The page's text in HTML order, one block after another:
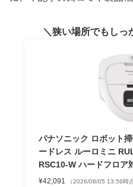
狭い場所でもしっ
パナソニック ロボット
ードレス ルーロミニ
RSC10-W ハードフロア
¥42,091 （2026/08/05 13:56時